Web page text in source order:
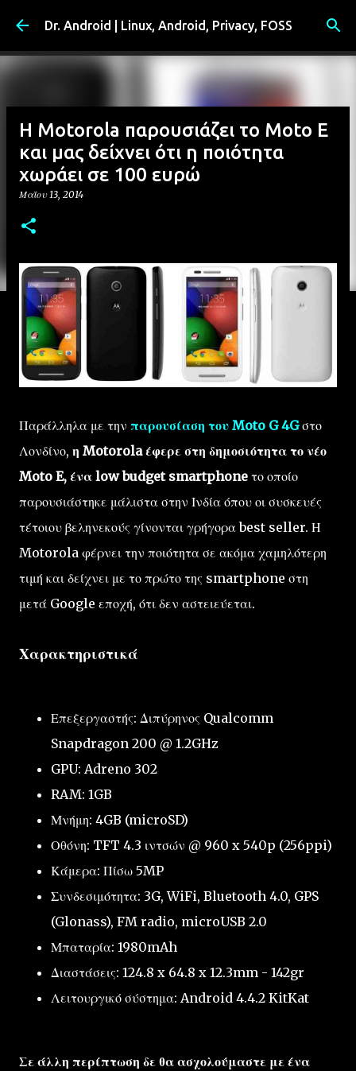
Μετάβαση στο κύριο περιεχόμενο
Dr. Android | Linux, Android, Privacy, FOSS
Η Motorola παρουσιάζει το Moto E
και μας δείχνει ότι η ποιότητα
χωράει σε 100 ευρώ
Μαΐου 13, 2014
Παράλληλα με την παρουσίαση του Moto G 4Gστο
Λονδίνο, η Motorola έφερε στη δημοσιότητα το νέο
Moto E, ένα low budget smartphone το οποίο
παρουσιάστηκε μάλιστα στην Ινδία όπου οι συσκευές
τέτοιου βεληνεκούς γίνονται γρήγορα best seller. Η
Motorola φέρνει την ποιότητα σε ακόμα χαμηλότερη
τιμή και δείχνει με το πρώτο της smartphone στη
μετά Google εποχή, ότι δεν αστειεύεται.
Χαρακτηριστικά
Επεξεργαστής: Διπύρηνος Qualcomm
Snapdragon 200 @ 1.2GHz
GPU: Adreno 302
RAM: 1GB
Μνήμη: 4GB (microSD)
Οθόνη: TFT 4.3 ιντσών @ 960 x 540p (256ppi)
Κάμερα: Πίσω 5MP
Συνδεσιμότητα: 3G, WiFi, Bluetooth 4.0, GPS
(Glonass), FM radio, microUSB 2.0
Μπαταρία: 1980mAh
Διαστάσεις: 124.8 x 64.8 x 12.3mm - 142gr
Λειτουργικό σύστημα: Android 4.4.2 KitKat
Σε άλλη περίπτωση δε θα ασχολούμαστε με ένα